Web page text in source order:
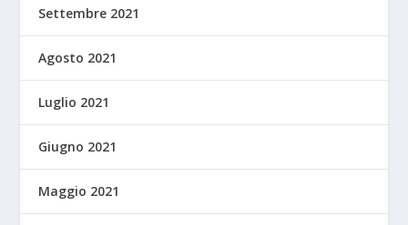
Settembre 2021
Agosto 2021
Luglio 2021
Giugno 2021
Maggio 2021